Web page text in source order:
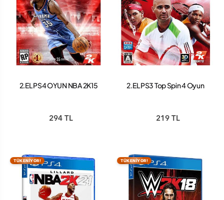
2.EL PS4 OYUN NBA 2K15
294 TL
2.EL PS3 Top Spin 4 Oyun
219 TL
TÜKENİYOR! TÜKENİYOR!